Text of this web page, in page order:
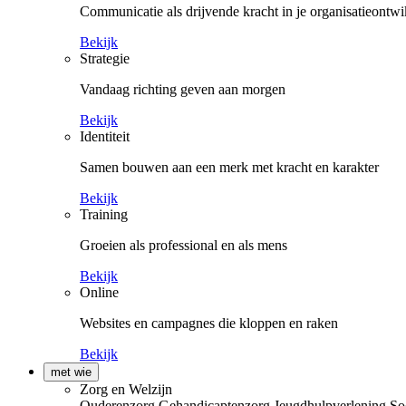
Communicatie als drijvende kracht in je
Bekijk
Strategie
Vandaag richting geven aan morgen
Bekijk
Identiteit
Samen bouwen aan een merk met kracht en karakter
Bekijk
Training
Groeien als professional en als mens
Bekijk
Online
Websites en campagnes die kloppen en raken
Bekijk
met wie
Zorg en Welzijn